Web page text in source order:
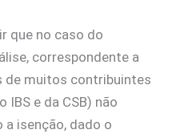
que no caso do
correspondente a
de muitos contribuintes
e da CSB) não
a isenção, dado o